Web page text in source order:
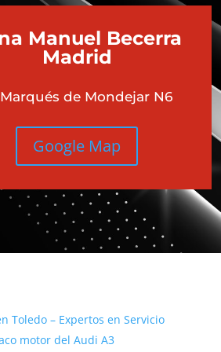
Manuel Becerra
Madrid
de Mondejar N6
Google Map
Toledo – Expertos en Servicio
motor del Audi A3